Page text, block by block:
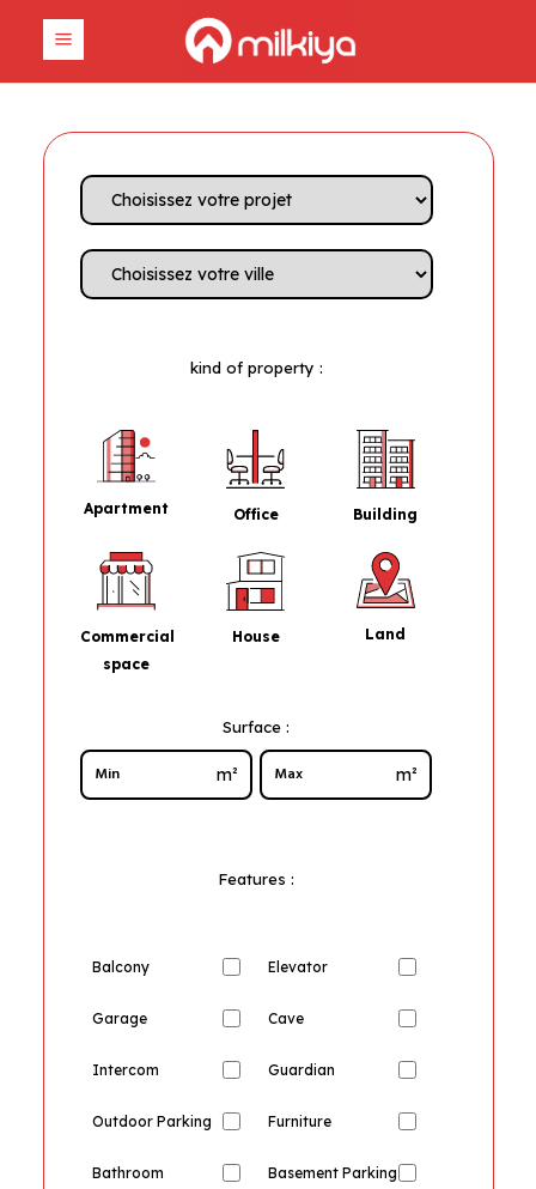
kind of property :
Apartment Office Building
Commercial
space
House Land
Surface :
m² m²
Features :
Elevator
Balcony
Cave
Garage
Guardian
Intercom
Furniture
Outdoor Parking
Basement Parking
Bathroom